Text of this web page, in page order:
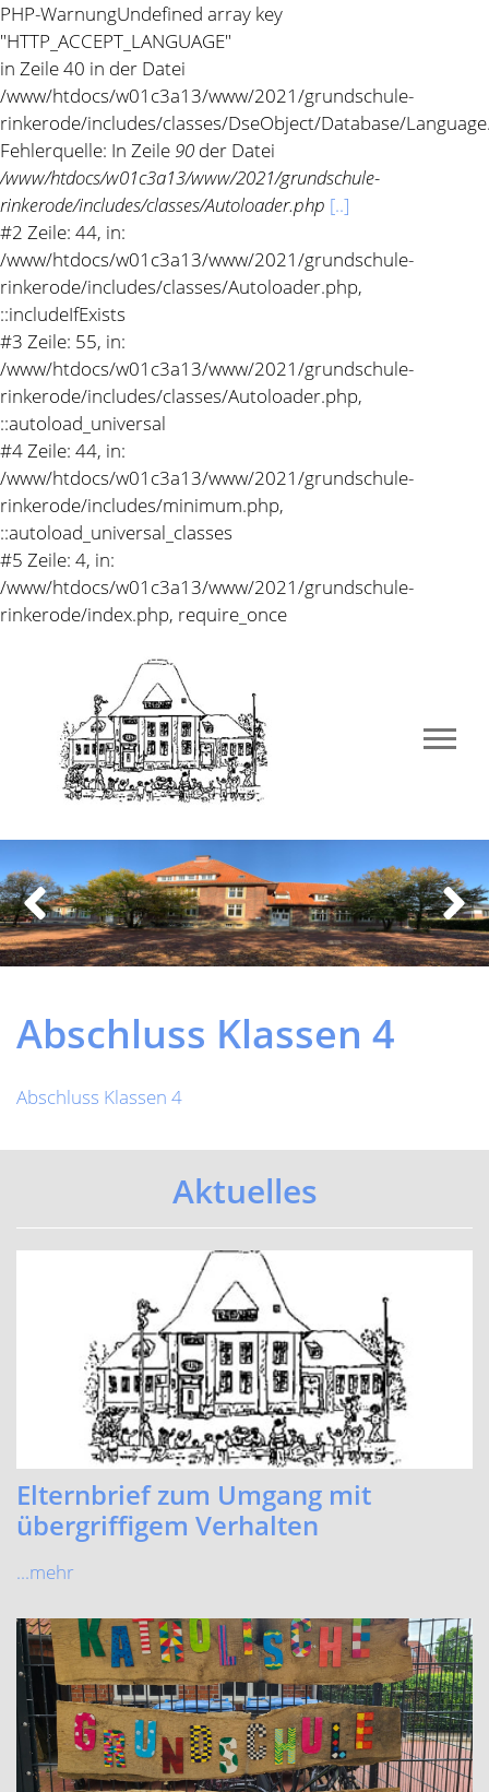
PHP-WarnungUndefined array key
"HTTP_ACCEPT_LANGUAGE"
in Zeile 40 in der Datei
/www/htdocs/w01c3a13/www/2021/grundschule-
rinkerode/includes/classes/DseObject/Database/
Fehlerquelle: In Zeile 90 der Datei
/www/htdocs/w01c3a13/www/2021/grundschule-
rinkerode/includes/classes/Autoloader.php [..]
#2 Zeile: 44, in:
/www/htdocs/w01c3a13/www/2021/grundschule-
rinkerode/includes/classes/Autoloader.php,
::includeIfExists
#3 Zeile: 55, in:
/www/htdocs/w01c3a13/www/2021/grundschule-
rinkerode/includes/classes/Autoloader.php,
::autoload_universal
#4 Zeile: 44, in:
/www/htdocs/w01c3a13/www/2021/grundschule-
rinkerode/includes/minimum.php,
::autoload_universal_classes
#5 Zeile: 4, in:
/www/htdocs/w01c3a13/www/2021/grundschule-
rinkerode/index.php, require_once
Abschluss Klassen 4
Abschluss Klassen 4
Aktuelles
Elternbrief zum Umgang mit
übergriffigem Verhalten
...mehr